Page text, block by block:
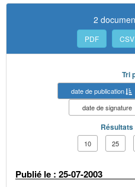
2
PDF CSV
Tri
date de publication
date de signature
10 25
Publié le : 25-07-2003